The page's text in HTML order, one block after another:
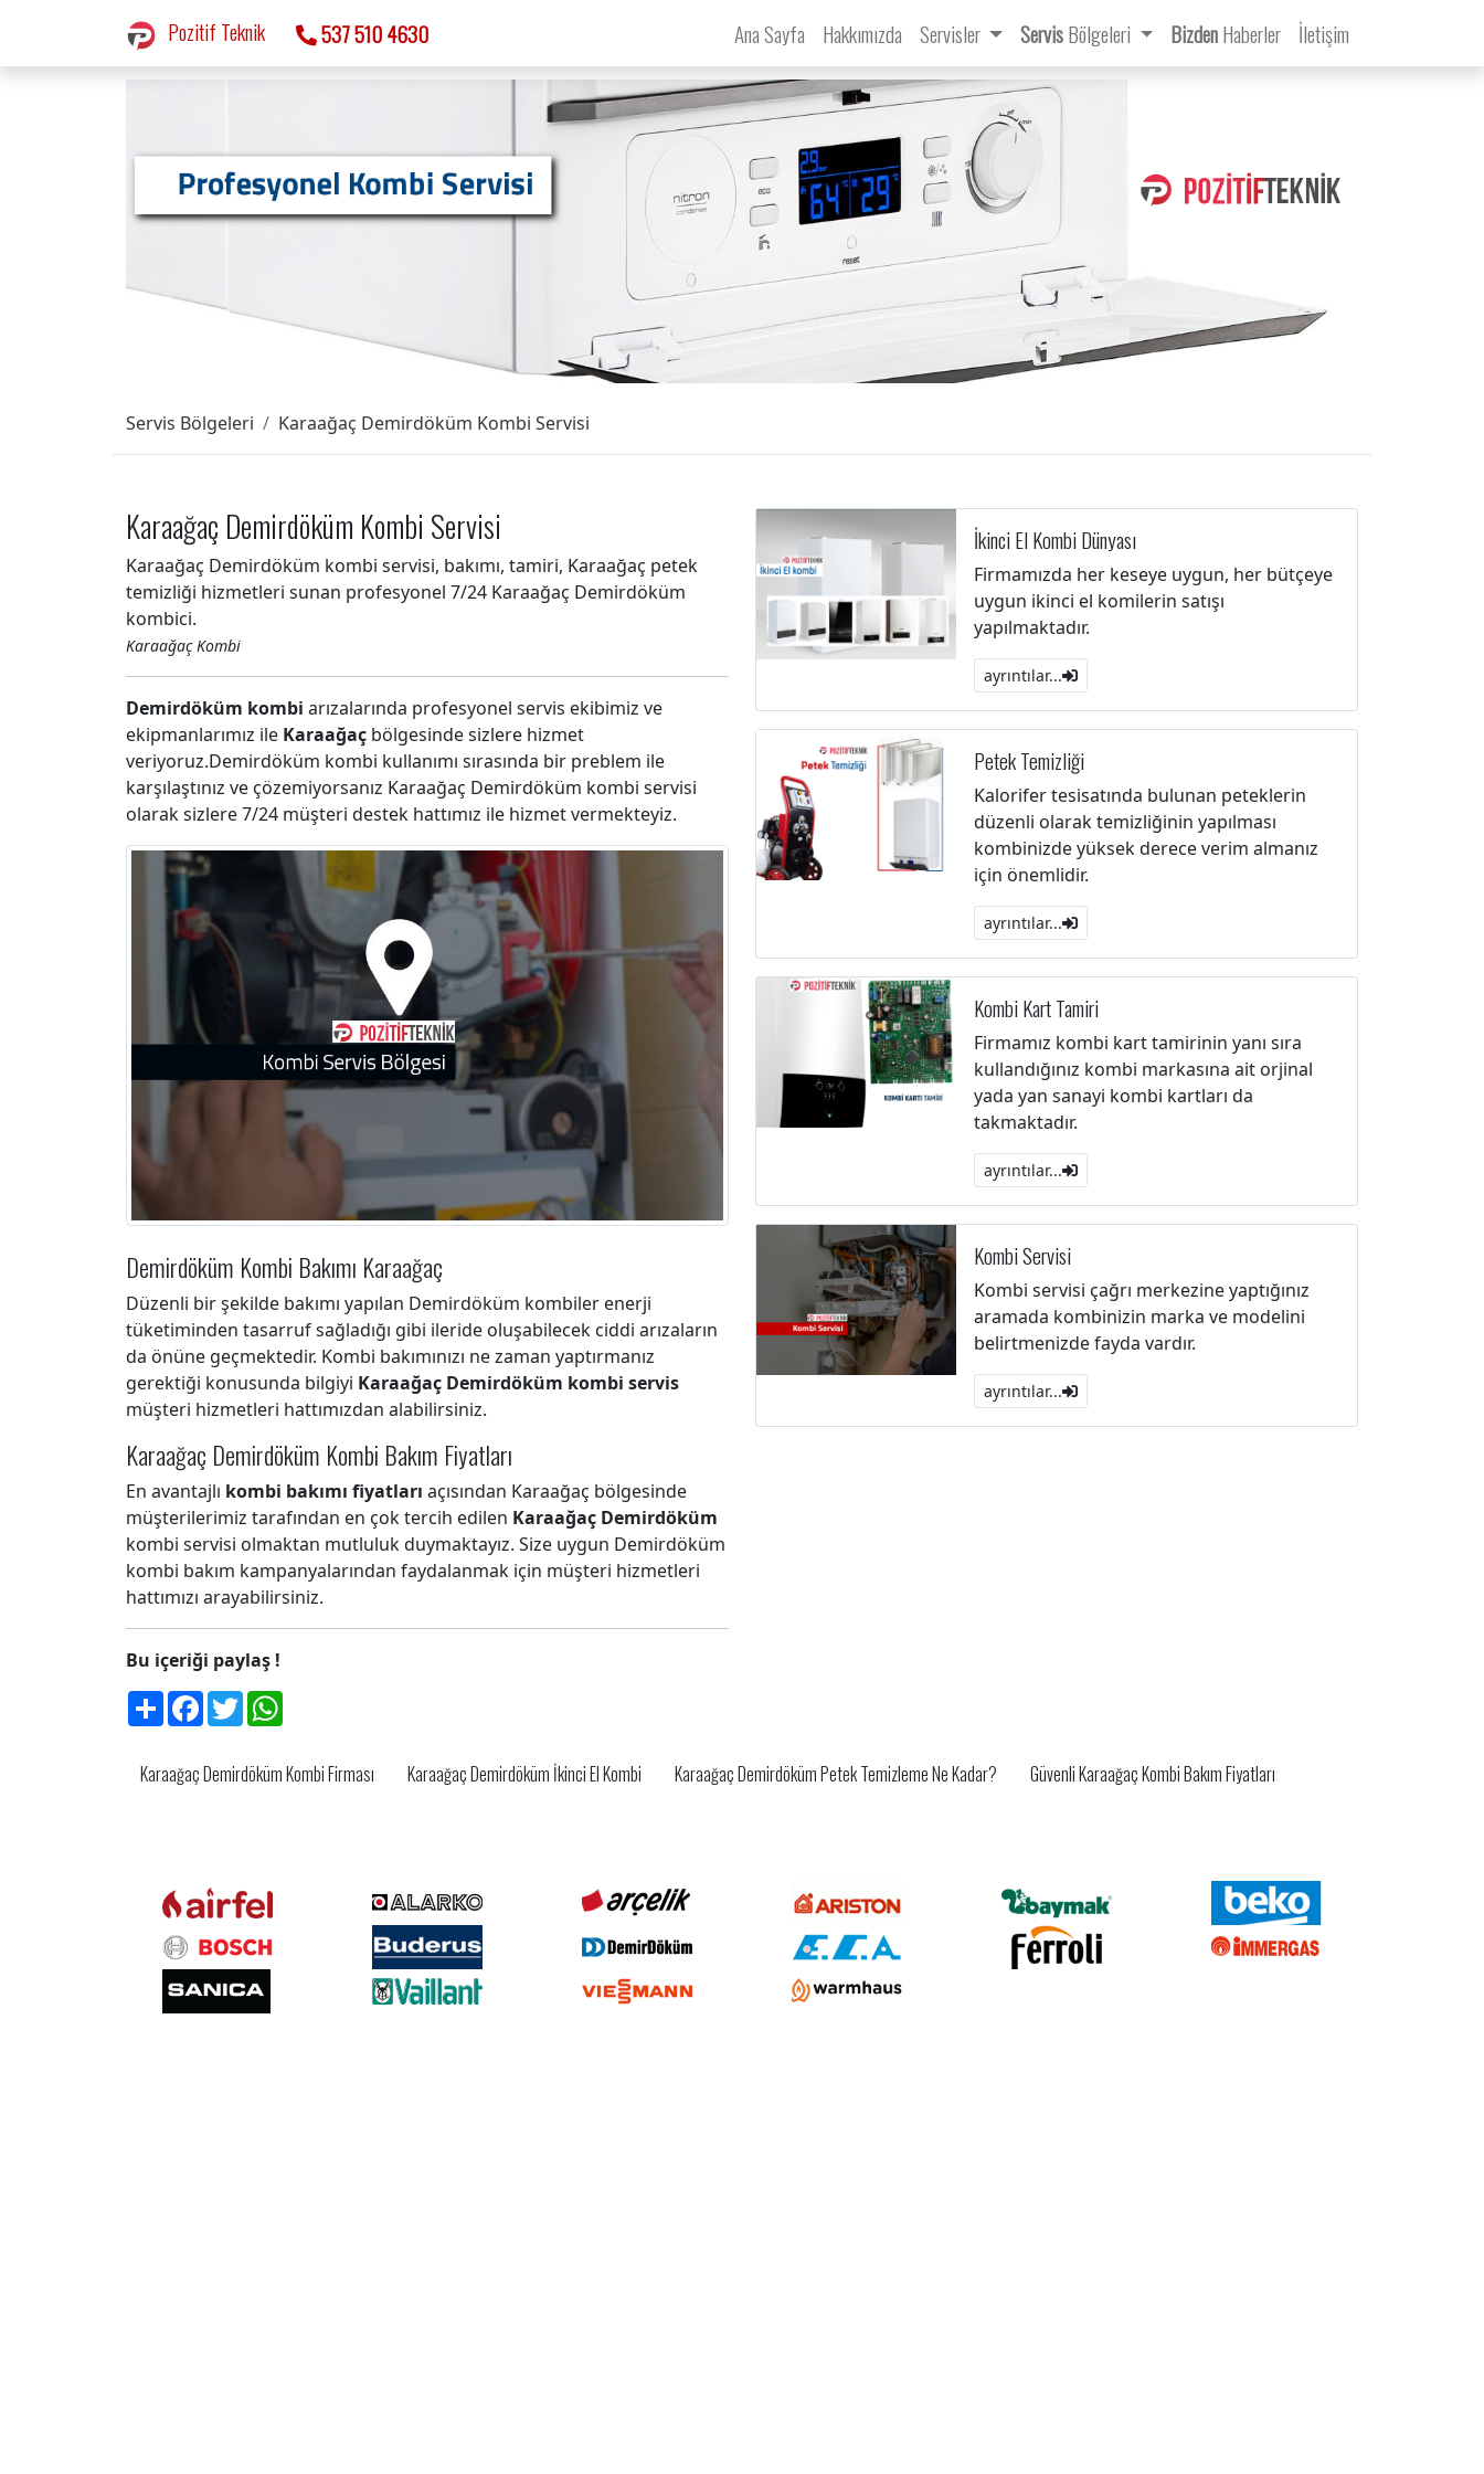
Pozitif Teknik 537 510 4630 Ana Sayfa Hakkımızda Servisler ServisBölgeleri BizdenHaberler İletişim
Servis Bölgeleri Karaağaç Demirdöküm Kombi Servisi
Karaağaç Demirdöküm Kombi Servisi
Karaağaç Demirdöküm kombi servisi, bakımı, tamiri, Karaağaç petek
temizliği hizmetleri sunan profesyonel 7/24 Karaağaç Demirdöküm
kombici.
Karaağaç Kombi
Demirdöküm kombi arızalarında profesyonel servis ekibimiz ve
ekipmanlarımız ile Karaağaç bölgesinde sizlere hizmet
veriyoruz.Demirdöküm kombi kullanımı sırasında bir preblem ile
karşılaştınız ve çözemiyorsanız Karaağaç Demirdöküm kombi servisi
olarak sizlere 7/24 müşteri destek hattımız ile hizmet vermekteyiz.
Demirdöküm Kombi Bakımı Karaağaç
Düzenli bir şekilde bakımı yapılan Demirdöküm kombiler enerji
tüketiminden tasarruf sağladığı gibi ileride oluşabilecek ciddi arızaların
da önüne geçmektedir. Kombi bakımınızı ne zaman yaptırmanız
gerektiği konusunda bilgiyi Karaağaç Demirdöküm kombi servis
müşteri hizmetleri hattımızdan alabilirsiniz.
Karaağaç Demirdöküm Kombi Bakım Fiyatları
En avantajlı kombi bakımı fiyatları açısından Karaağaç bölgesinde
müşterilerimiz tarafından en çok tercih edilen Karaağaç Demirdöküm
kombi servisi olmaktan mutluluk duymaktayız. Size uygun Demirdöküm
kombi bakım kampanyalarından faydalanmak için müşteri hizmetleri
hattımızı arayabilirsiniz.
Bu içeriği paylaş !
ShareFacebook
Twitter
İkinci El Kombi Dünyası
Firmamızda her keseye uygun, her bütçeye
uygun ikinci el komilerin satışı
yapılmaktadır.
ayrıntılar...
Petek Temizliği
Kalorifer tesisatında bulunan peteklerin
düzenli olarak temizliğinin yapılması
kombinizde yüksek derece verim almanız
için önemlidir.
ayrıntılar...
Kombi Kart Tamiri
Firmamız kombi kart tamirinin yanı sıra
kullandığınız kombi markasına ait orjinal
yada yan sanayi kombi kartları da
takmaktadır.
ayrıntılar...
Kombi Servisi
Kombi servisi çağrı merkezine yaptığınız
aramada kombinizin marka ve modelini
belirtmenizde fayda vardır.
ayrıntılar...
Karaağaç Demirdöküm Kombi Firması Karaağaç Demirdöküm İkinci El Kombi Karaağaç Demirdöküm Petek Temizleme Ne Kadar? Güvenli Karaağaç Kombi Bakım Fiyatları